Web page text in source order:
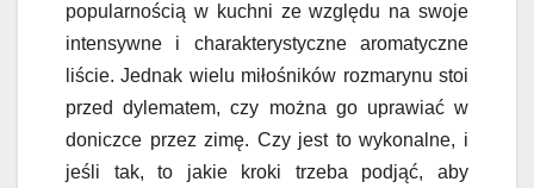
popularnością w kuchni ze względu na swoje
intensywne i charakterystyczne aromatyczne
liście. Jednak wielu miłośników rozmarynu stoi
przed dylematem, czy można go uprawiać w
doniczce przez zimę. Czy jest to wykonalne, i
jeśli tak, to jakie kroki trzeba podjąć, aby